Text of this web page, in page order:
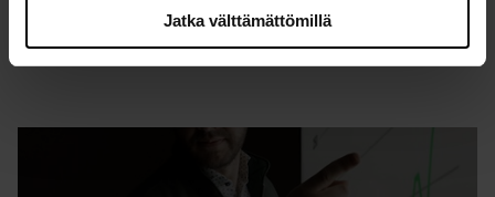
Jatka välttämättömillä
Sota ja nousevat raaka-aineiden hinnat heiluttavat
markkinoita